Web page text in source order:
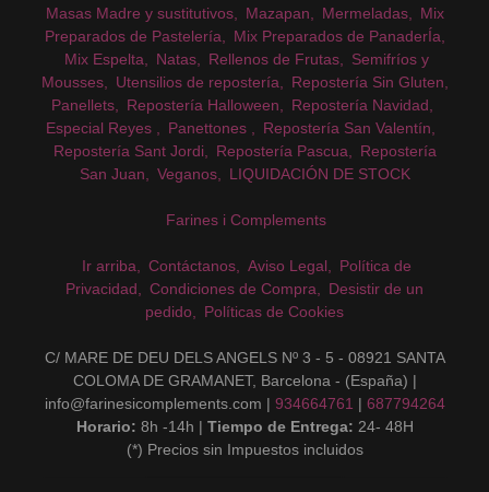
Masas Madre y sustitutivos
Mazapan Mermeladas
Mix
Preparados de Pastelería
Mix Preparados de PanaderÍa
Mix Espelta
Natas Rellenos de Frutas
Semifríos y
Mousses
Utensilios de repostería
Repostería Sin Gluten
Panellets
Repostería Halloween
Repostería Navidad
Especial Reyes
Panettones
Repostería San Valentín
Repostería Sant Jordi
Repostería Pascua
Repostería
San Juan
Veganos LIQUIDACIÓN DE STOCK
Farines i Complements
Ir arriba Contáctanos Aviso Legal
Política de
Privacidad
Condiciones de Compra
Desistir de un
pedido
Políticas de Cookies
C/ MARE DE DEU DELS ANGELS Nº 3 - 5 - 08921 SANTA
COLOMA DE GRAMANET, Barcelona - (España) |
info@farinesicomplements.com | 934664761 | 687794264
Horario: 8h -14h | Tiempo de Entrega: 24- 48H
(*) Precios sin Impuestos incluidos